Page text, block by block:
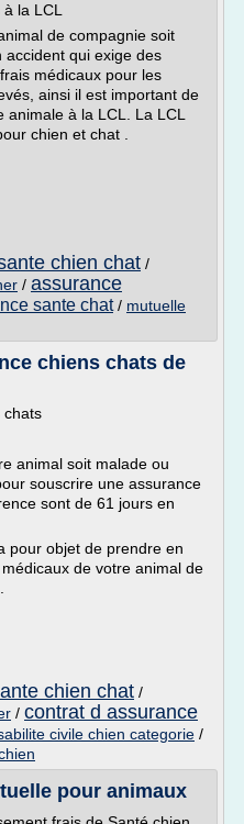
la LCL
de compagnie soit
qui exige des
médicaux pour les
ainsi il est important de
à la LCL. La LCL
chien et chat .
chien chat /
/ assurance
sante chat/ mutuelle
chiens chats de
chats
animal soit malade ou
souscrire une assurance
sont de 61 jours en
pour objet de prendre en
de votre animal de
chien chat /
/ contrat d assurance
civile chien categorie /
pour animaux